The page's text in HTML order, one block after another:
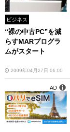
ビジネス
“裸の中古PC”を減
らすMARプログラ
ムがスタート
2009年04月27日 06:00
AD